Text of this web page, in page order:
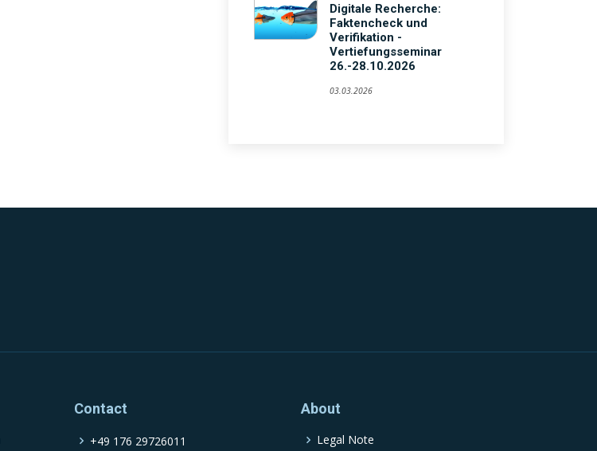
Digitale Recherche:
Faktencheck und
Verifikation -
Vertiefungsseminar
26.-28.10.2026
03.03.2026
Contact
+49 176 29726011
About
Legal Note